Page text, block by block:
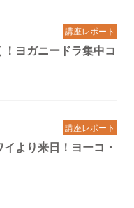
！ヨガニードラ集中コ
講座レポート
イより来日！ヨーコ・
講座レポート